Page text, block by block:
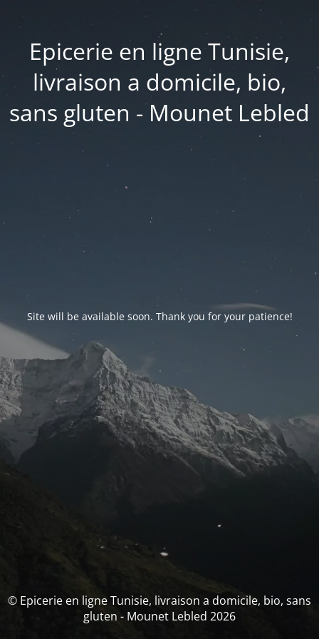
Epicerie en ligne Tunisie,
livraison a domicile, bio,
sans gluten - Mounet Lebled
Site will be available soon. Thank you for your patience!
© Epicerie en ligne Tunisie, livraison a domicile, bio, sans
gluten - Mounet Lebled 2026